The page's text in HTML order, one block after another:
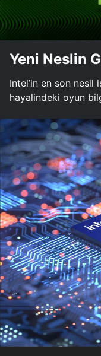
Yeni Neslin
Intel’in en son
hayalindeki oyun